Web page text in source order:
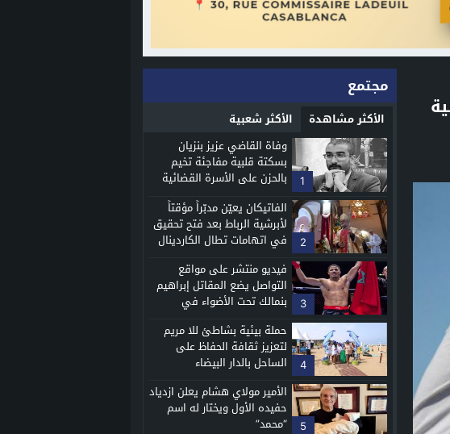
مجتمع
الأكثر مشاهدة الأكثر شعبية
1
وفاة القاضي عزيز بنزيان
بسكتة قلبية مفاجئة تخيم
بالحزن على الأسرة القضائية
2
الفاتيكان يعيّن مدبّراً مؤقتاً
لأبرشية الرباط بعد فتح تحقيق
في اتهامات تطال الكاردينال
3
فيديو منتشر على مواقع
التواصل يضع المقاتل إبراهيم
بنمالك تحت الأضواء في
4
حملة بيئية بشاطئ للا مريم
لتعزيز ثقافة الحفاظ على
الساحل بالدار البيضاء
5
الأمير مولاي هشام يعلن ازدياد
حفيده الأول ويختار له اسم
“محمد”